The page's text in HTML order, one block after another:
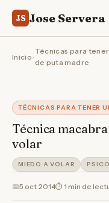
JS Jose Servera
Inicio›
Técnicas para tener
de puta madre
TÉCNICAS PARA TENER
Técnica
volar
MIEDO A VOLAR
📅5 oct 2014⏱ 1 min de